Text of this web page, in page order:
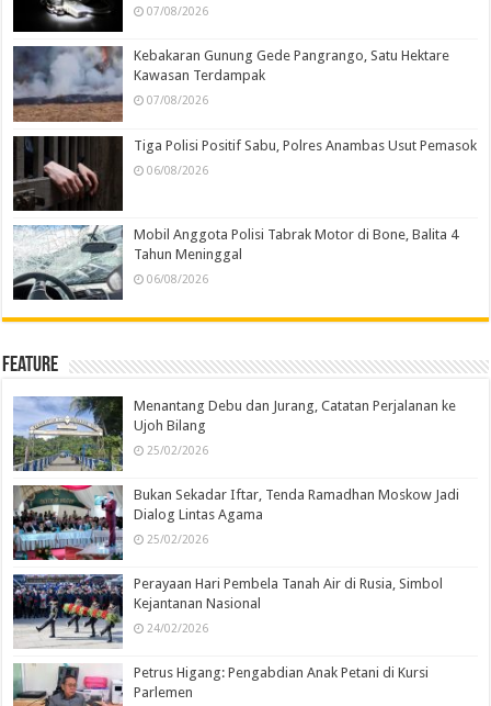
07/08/2026
Kebakaran Gunung Gede Pangrango, Satu Hektare
Kawasan Terdampak
07/08/2026
Tiga Polisi Positif Sabu, Polres Anambas Usut Pemasok
06/08/2026
Mobil Anggota Polisi Tabrak Motor di Bone, Balita 4
Tahun Meninggal
06/08/2026
Feature
Menantang Debu dan Jurang, Catatan Perjalanan ke
Ujoh Bilang
25/02/2026
Bukan Sekadar Iftar, Tenda Ramadhan Moskow Jadi
Dialog Lintas Agama
25/02/2026
Perayaan Hari Pembela Tanah Air di Rusia, Simbol
Kejantanan Nasional
24/02/2026
Petrus Higang: Pengabdian Anak Petani di Kursi
Parlemen